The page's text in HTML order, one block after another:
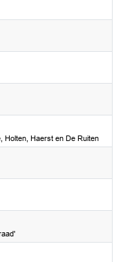
Holten, Haerst en De Ruiten